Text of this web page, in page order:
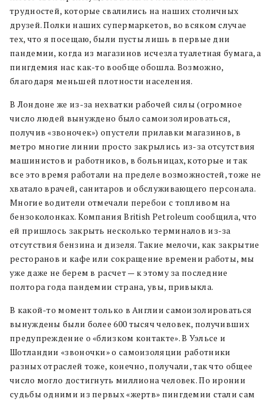
трудностей, которые свалились на наших столичных
друзей. Полки наших супермаркетов, во всяком случае
тех, что я посещаю, были пусты лишь в первые дни
пандемии, когда из магазинов исчезла туалетная бумага, а
пингдемия нас как-то вообще обошла. Возможно,
благодаря меньшей плотности населения.
В Лондоне же из-за нехватки рабочей силы (огромное
число людей вынуждено было самоизолироваться,
получив «звоночек») опустели прилавки магазинов, в
метро многие линии просто закрылись из-за отсутствия
машинистов и работников, в больницах, которые и так
все это время работали на пределе возможностей, тоже не
хватало врачей, санитаров и обслуживающего персонала.
Многие водители отмечали перебои с топливом на
бензоколонках. Компания British Petroleum сообщила, что
ей пришлось закрыть несколько терминалов из-за
отсутствия бензина и дизеля. Такие мелочи, как закрытие
ресторанов и кафе или сокращение времени работы, мы
уже даже не берем в расчет — к этому за последние
полтора года пандемии страна, увы, привыкла.
В какой-то момент только в Англии самоизолироваться
вынуждены были более 600 тысяч человек, получивших
предупреждение о «близком контакте». В Уэльсе и
Шотландии «звоночки» о самоизоляции работники
разных отраслей тоже, конечно, получали, так что общее
число могло достигнуть миллиона человек. По иронии
судьбы одними из первых «жертв» пингдемии стали сам